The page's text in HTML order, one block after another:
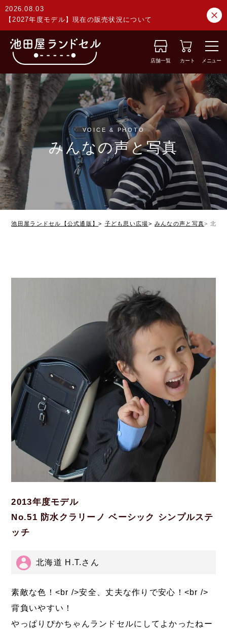
2026.08.03
【2027年度モデル】現在の販売状況について
店舗一覧 カート メニュー
VOICE & PHOTO
みんなの声と写真
池田屋ランドセル【公式通販】 子ども思い広場 みんなの声と写真 北海
2013年度モデル
No.51 防水クラリーノ ベーシック シンプルステ
ッチ
北海道 H.T.さん
素敵な色！<br />安全、丈夫な作りで安心！<br />
背負いやすい！
やっぱりぴかちゃんランドセルにしてよかったねー